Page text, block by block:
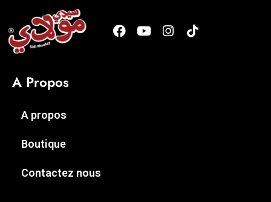
A Propos
A propos
Boutique
Contactez nous